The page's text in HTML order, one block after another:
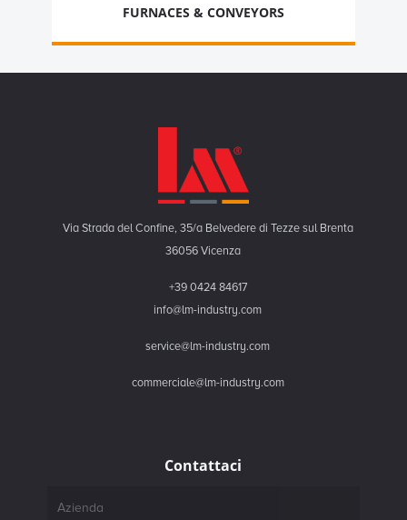
FURNACES & CONVEYORS
Via Strada del Confine, 35/a Belvedere di Tezze sul Brenta
36056 Vicenza
+39 0424 84617
info@lm-industry.com
service@lm-industry.com
commerciale@lm-industry.com
Contattaci